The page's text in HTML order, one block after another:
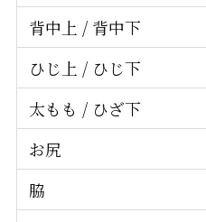
背中上 / 背中下
ひじ上 / ひじ下
太もも / ひざ下
お尻
脇